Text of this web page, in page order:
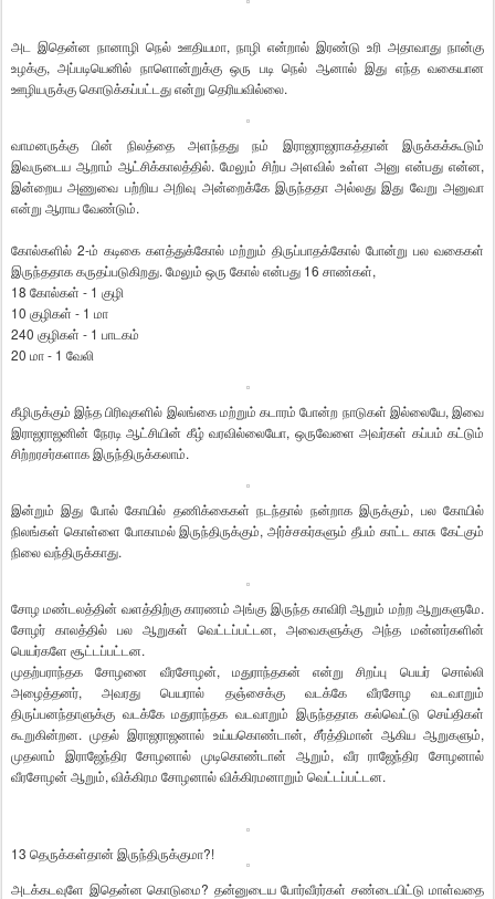
அட இதென்ன நானாழி நெல் ஊதியமா, நாழி என்றால் இரண்டு உரி அதாவாது நான்கு
உழக்கு, அப்படியெனில் நாளொன்றுக்கு ஒரு படி நெல் ஆனால் இது எந்த வகையான
ஊழியருக்கு கொடுக்கப்பட்டது என்று தெரியவில்லை.
வாமனருக்கு பின் நிலத்தை அளந்தது நம் இராஜராஜராகத்தான் இருக்கக்கூடும்
இவருடைய ஆறாம் ஆட்சிக்காலத்தில். மேலும் சிற்ப அளவில் உள்ள அனு என்பது என்ன,
இன்றைய அணுவை பற்றிய அறிவு அன்றைக்கே இருந்ததா அல்லது இது வேறு அனுவா
என்று ஆராய வேண்டும்.
கோல்களில் 2-ம் கடிகை களத்துக்கோல் மற்றும் திருப்பாதக்கோல் போன்று பல வகைகள்
இருந்ததாக கருதப்படுகிறது. மேலும் ஒரு கோல் என்பது 16 சாண்கள்,
18 கோல்கள் - 1 குழி
10 குழிகள் - 1 மா
240 குழிகள் - 1 பாடகம்
20 மா - 1 வேலி
கீழிருக்கும் இந்த பிரிவுகளில் இலங்கை மற்றும் கடாரம் போன்ற நாடுகள் இல்லையே, இவை
இராஜராஜனின் நேரடி ஆட்சியின் கீழ் வரவில்லையோ, ஒருவேளை அவர்கள் கப்பம் கட்டும்
சிற்றரசர்களாக இருந்திருக்கலாம்.
இன்றும் இது போல் கோயில் தணிக்கைகள் நடந்தால் நன்றாக இருக்கும், பல கோயில்
நிலங்கள் கொள்ளை போகாமல் இருந்திருக்கும், அர்ச்சகர்களும் தீபம் காட்ட காசு கேட்கும்
நிலை வந்திருக்காது.
சோழ மண்டலத்தின் வளத்திற்கு காரணம் அங்கு இருந்த காவிரி ஆறும் மற்ற ஆறுகளுமே.
சோழர் காலத்தில் பல ஆறுகள் வெட்டப்பட்டன, அவைகளுக்கு அந்த மன்னர்களின்
பெயர்களே சூட்டப்பட்டன.
முதற்பராந்தக சோழனை வீரசோழன், மதுராந்தகன் என்று சிறப்பு பெயர் சொல்லி
அழைத்தனர், அவரது பெயரால் தஞ்சைக்கு வடக்கே வீரசோழ வடவாறும்
திருப்பனந்தாளுக்கு வடக்கே மதுராந்தக வடவாறும் இருந்ததாக கல்வெட்டு செய்திகள்
கூறுகின்றன. முதல் இராஜராஜனால் உய்யகொண்டான், சீர்த்திமான் ஆகிய ஆறுகளும்,
முதலாம் இராஜேந்திர சோழனால் முடிகொண்டான் ஆறும், வீர ராஜேந்திர சோழனால்
வீரசோழன் ஆறும், விக்கிரம சோழனால் விக்கிரமனாறும் வெட்டப்பட்டன.
13 தெருக்கள்தான் இருந்திருக்குமா?!
அடக்கடவுளே இதென்ன கொடுமை? தன்னுடைய போர்வீரர்கள் சண்டையிட்டு மாள்வதை